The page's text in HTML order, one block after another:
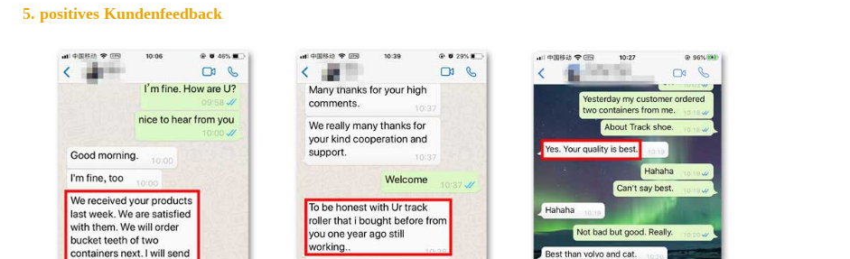
5. positives Kundenfeedback